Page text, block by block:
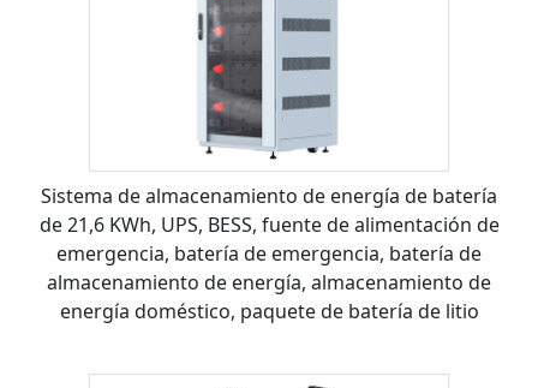
Sistema de almacenamiento de energía de batería
de 21,6 KWh, UPS, BESS, fuente de alimentación de
emergencia, batería de emergencia, batería de
almacenamiento de energía, almacenamiento de
energía doméstico, paquete de batería de litio